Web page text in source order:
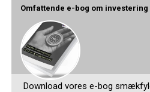
Omfattende e-bog om
Download vores e-bog